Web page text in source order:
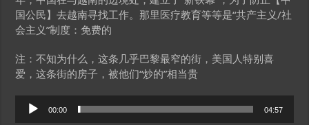
国公民】去越南寻找工作。那里医疗教育等等是“共产主义/社
会主义”制度：免费的
注：不知为什么，这条几乎巴黎最窄的街，美国人特别喜
爱，这条街的房子，被他们“炒的”相当贵
Audio
Player
00:00 04:57